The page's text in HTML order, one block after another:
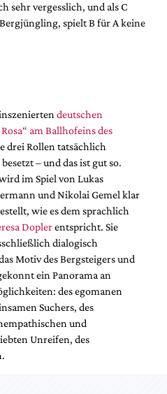
sehr vergesslich, und als C
spielt B für A keine
deutschen
am Ballhofeins des
drei Rollen tatsächlich
– und das ist gut so.
im Spiel von Lukas
und Nikolai Gemel klar
wie es dem sprachlich
Doplerentspricht. Sie
dialogisch
Motiv des Bergsteigers und
ein Panorama an
des egomanen
Suchers, des
und
Unreifen, des